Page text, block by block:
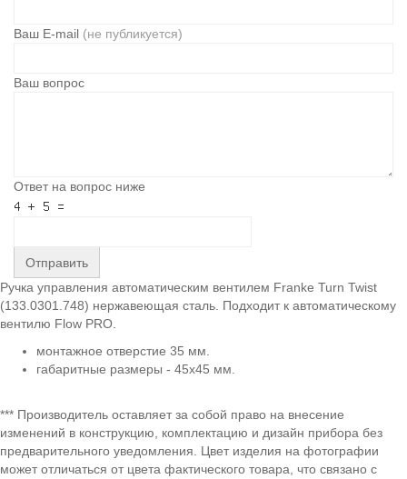
Ваш E-mail (не публикуется)
Ваш вопрос
Ответ на вопрос ниже
Отправить
Ручка управления автоматическим вентилем Franke Turn Twist
(133.0301.748) нержавеющая сталь. Подходит к автоматическому
вентилю Flow PRO.
монтажное отверстие 35 мм.
габаритные размеры - 45х45 мм.
*** Производитель оставляет за собой право на внесение
изменений в конструкцию, комплектацию и дизайн прибора без
предварительного уведомления. Цвет изделия на фотографии
может отличаться от цвета фактического товара, что связано с